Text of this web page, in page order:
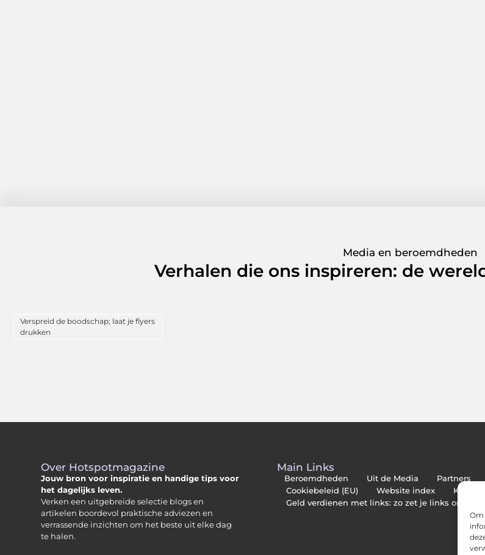
Om
Media en beroemdheden
Verhalen die ons inspireren: de
Verspreid de boodschap; laat je flyers
drukken
Over Hotspotmagazine
Jouw bron voor inspiratie en handige tips voor
het dagelijks leven.
Verken een uitgebreide selectie blogs en
artikelen boordevol praktische adviezen en
verrassende inzichten om het beste uit elke dag
te halen.
Main Links
Beroemdheden Uit de Media Partners
Cookiebeleid (EU)
Website index
Geld verdienen met links: zo zet je links om in